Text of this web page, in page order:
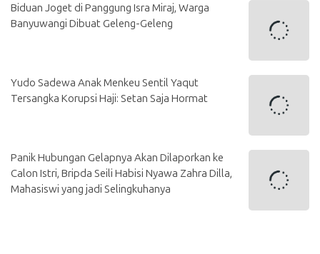
Biduan Joget di Panggung Isra Miraj, Warga
Banyuwangi Dibuat Geleng-Geleng
Yudo Sadewa Anak Menkeu Sentil Yaqut
Tersangka Korupsi Haji: Setan Saja Hormat
Panik Hubungan Gelapnya Akan Dilaporkan ke
Calon Istri, Bripda Seili Habisi Nyawa Zahra Dilla,
Mahasiswi yang jadi Selingkuhanya